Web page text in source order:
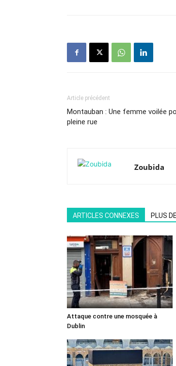
Article précédent
Montauban : Une femme voilée
pleine rue
Zoubida
ARTICLES CONNEXES PLUS
Attaque contre une mosquée à
Dublin